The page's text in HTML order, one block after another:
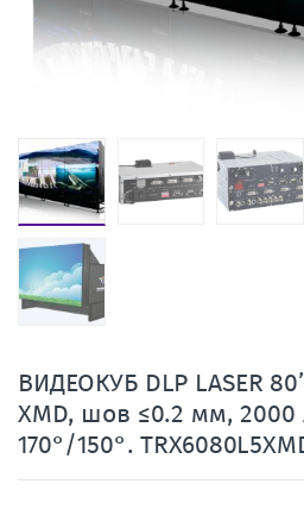
ВИДЕОКУБ DLP LASER
XMD, шов ≤0.2 мм, 2000
170°/150°.